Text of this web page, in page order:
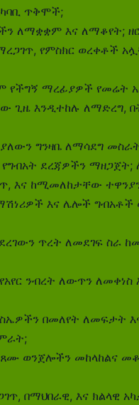
ጥቅሞች;
ለማቋቋም እና
የምስክር ወረቀቶች
የችግኝ ማረፊያዎች
ጊዜ እንዲተከሉ
ግንዛቤ ለማሳደግ
ደረጃዎችን ማዘጋጀት;
እና ከሚመለከታቸው
እና ሌሎች
ጥረት ለመደገፍ ስራ
ንብረት ለውጥን
በመለየት ለመፍታት
ወንጀሎችን መከላከልና
በማህበራዊ, እና ክልላዊ